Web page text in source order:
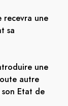
recevra une
sa
une
autre
Etat de